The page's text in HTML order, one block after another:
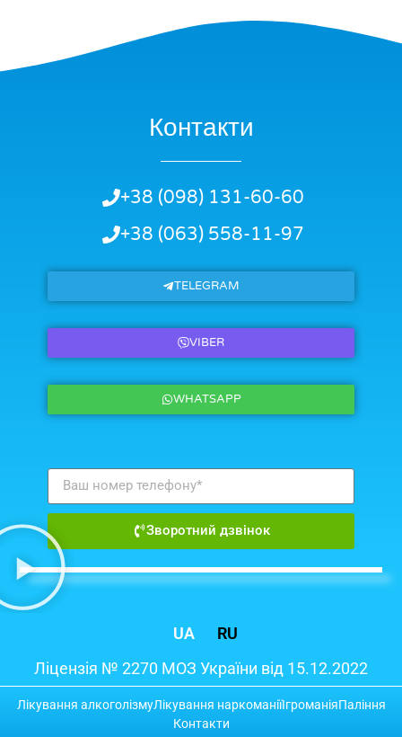
Контакти
+38 (098) 131-60-60
+38 (063) 558-11-97
TELEGRAM
VIBER
WHATSAPP
Зворотний дзвінок
Ліцензія № 2270 МОЗ України від 15.12.2022
UA RU
Лікування алкоголізмуЛікування наркоманіїІгроманіяПаління
Контакти